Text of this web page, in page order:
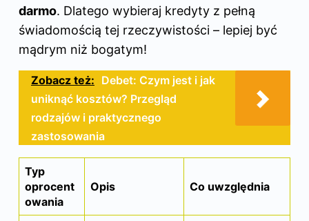
darmo. Dlatego wybieraj kredyty z pełną
świadomością tej rzeczywistości – lepiej być
mądrym niż bogatym!
Zobacz też: Debet: Czym jest i jak
uniknąć kosztów? Przegląd
rodzajów i praktycznego
zastosowania
Typ
oprocent
owania
Opis Co uwzględnia